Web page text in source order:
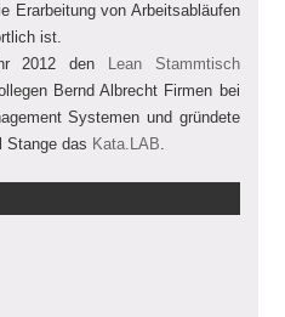
Erarbeitung von Arbeitsabläufen
ist.
2012 den Lean Stammtisch
Bernd Albrecht Firmen bei
Systemen und gründete
Stange das Kata.LAB